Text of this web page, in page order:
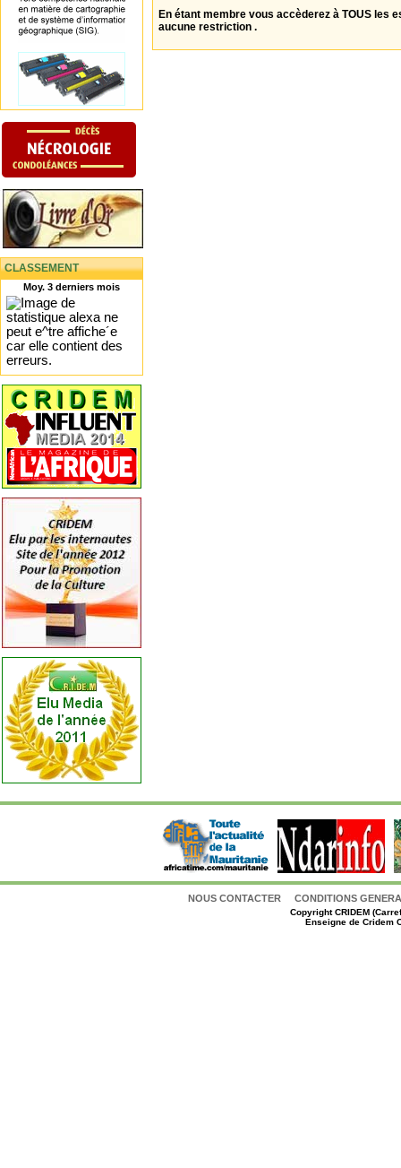
CLASSEMENT
Moy. 3 derniers mois
En étant membre vous accèderez à TOUS les
aucune restriction .
NOUS CONTACTER CONDITIONS
CopyrightCRIDEM
Enseigne de Cridem